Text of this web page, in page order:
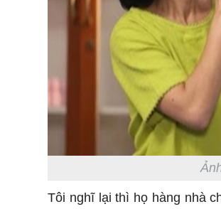
Tôi nghĩ lại thì họ hàng nhà